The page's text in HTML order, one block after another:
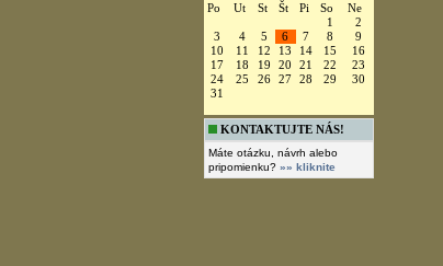
Po Ut St Št Pi So
Ne
1
2
3
4 5 6 7 8
9
10
11 12 13 14 15
16
17
18 19 20 21 22
23
24
25 26 27 28 29
30
31
KONTAKTUJTE NÁS!
Máte otázku, návrh alebo
pripomienku? »» kliknite